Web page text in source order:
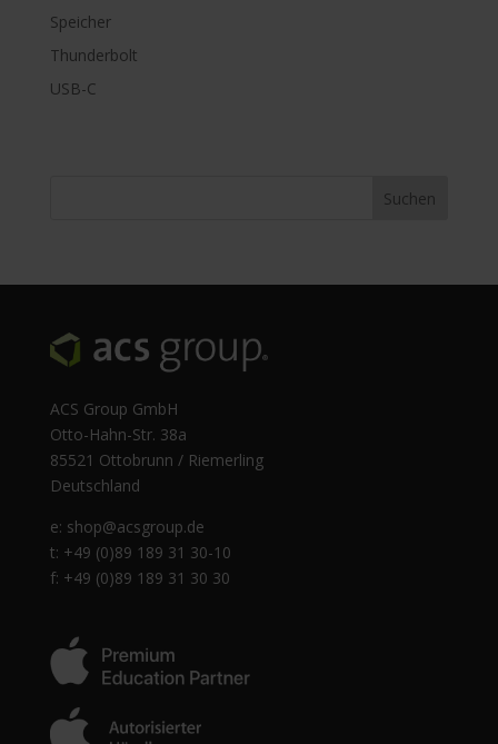
Speicher
Thunderbolt
USB-C
ACS Group GmbH
Otto-Hahn-Str. 38a
85521 Ottobrunn / Riemerling
Deutschland
e: shop@acsgroup.de
t: +49 (0)89 189 31 30-10
f: +49 (0)89 189 31 30 30